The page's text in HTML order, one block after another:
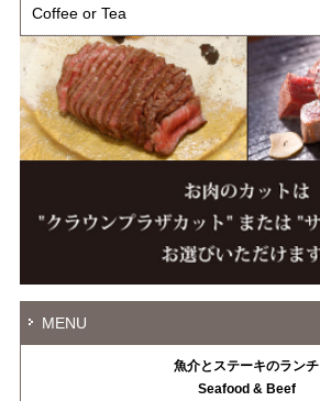
Coffee or Tea
MENU
魚介とステーキのランチ
Seafood & Beef